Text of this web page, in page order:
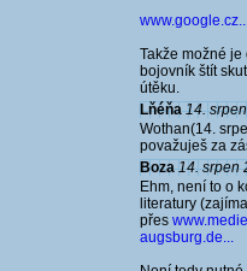
Takže možné
bojovník štít
útěku.
Lňéňa 14.
Wothan(14.
považuješ za
Boza 14. srpen
Ehm, není to o
literatury
přes
augsburg.de...